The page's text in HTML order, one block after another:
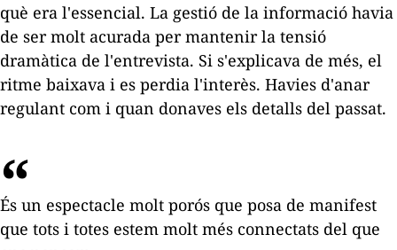
què era l'essencial. La gestió de la informació havia
de ser molt acurada per mantenir la tensió
dramàtica de l'entrevista. Si s'explicava de més, el
ritme baixava i es perdia l'interès. Havies d'anar
regulant com i quan donaves els detalls del passat.
És un espectacle molt porós que posa de manifest
que tots i totes estem molt més connectats del que